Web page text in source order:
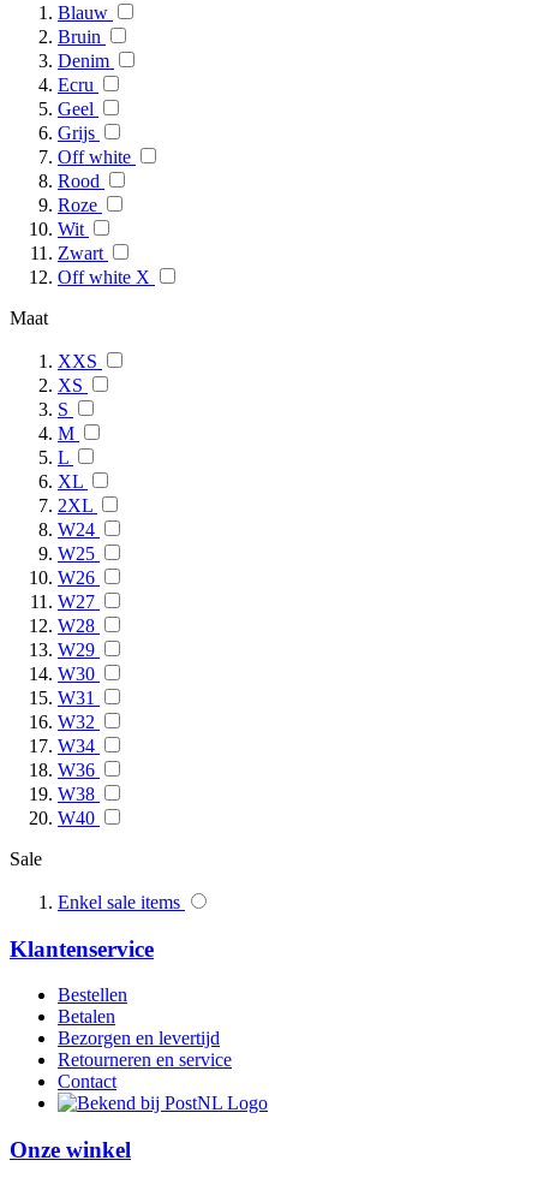
Blauw
Bruin
Denim
Ecru
Geel
Grijs
Off white
Rood
Roze
Wit
Zwart
Off white X
Maat
XXS
XS
S
M
L
XL
2XL
W24
W25
W26
W27
W28
W29
W30
W31
W32
W34
W36
W38
W40
Sale
Enkel sale items
Klantenservice
Bestellen
Betalen
Bezorgen en levertijd
Retourneren en service
Contact
Onze winkel